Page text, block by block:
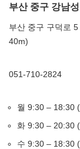
부산 중구 강남
부산 중구 구덕로
40m)
051-710-2824
월 9:30 – 18:30
화 9:30 – 20:30
수 9:30 – 18:30